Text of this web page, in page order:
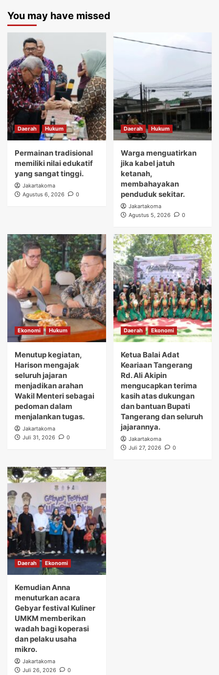
You may have missed
Daerah Hukum
Permainan tradisional
memiliki nilai edukatif
yang sangat tinggi.
Jakartakoma
Agustus 6, 2026
0
Daerah Hukum
Warga menguatirkan
jika kabel jatuh
ketanah,
membahayakan
penduduk sekitar.
Jakartakoma
Agustus 5, 2026
0
Ekonomi Hukum
Menutup kegiatan,
Harison mengajak
seluruh jajaran
menjadikan arahan
Wakil Menteri sebagai
pedoman dalam
menjalankan tugas.
Jakartakoma
Juli 31, 2026
0
Daerah Ekonomi
Ketua Balai Adat
Keariaan Tangerang
Rd. Ali Akipin
mengucapkan terima
kasih atas dukungan
dan bantuan Bupati
Tangerang dan seluruh
jajarannya.
Jakartakoma
Juli 27, 2026
0
Daerah Ekonomi
Kemudian Anna
menuturkan acara
Gebyar festival Kuliner
UMKM memberikan
wadah bagi koperasi
dan pelaku usaha
mikro.
Jakartakoma
Juli 26, 2026
0